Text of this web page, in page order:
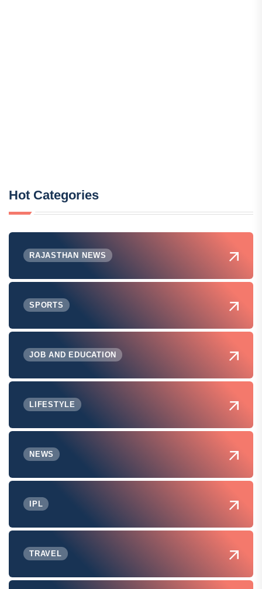
Hot Categories
RAJASTHAN NEWS
SPORTS
JOB AND EDUCATION
LIFESTYLE
NEWS
IPL
TRAVEL